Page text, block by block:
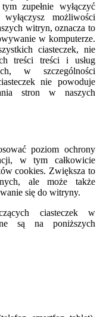
zupełnie wyłączyć
możliwości
witryn, oznacza to
w komputerze.
ciasteczek, nie
treści treści i usług
w szczególności
nie powoduje
stron w naszych
poziom ochrony
w tym całkowicie
cookies. Zwiększa to
ale może także
się do witryny.
ciasteczek w
są na poniższych